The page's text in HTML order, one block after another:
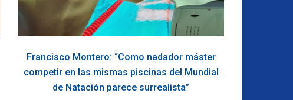
Francisco Montero: “Como nadador máster
competir en las mismas piscinas del Mundial
de Natación parece surrealista”